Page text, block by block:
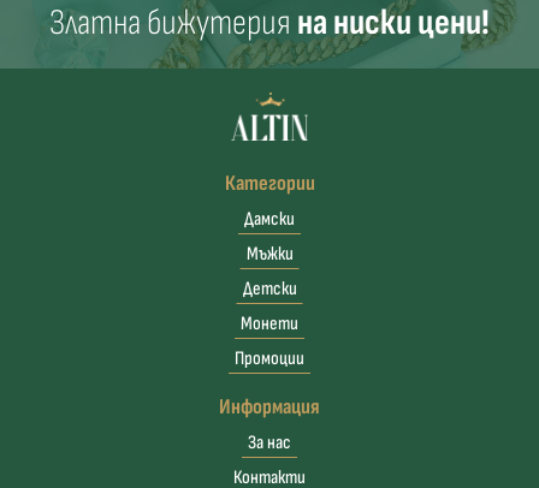
Златна бижутерия на ниски цени!
Категории
Дамски
Мъжки
Детски
Монети
Промоции
Информация
За нас
Контакти